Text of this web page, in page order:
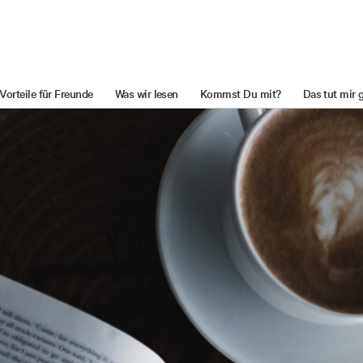
Vorteile für Freunde Was wir lesen Kommst Du mit? Das tut mir